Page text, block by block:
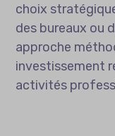
choix
des bureaux ou
approche
investissement
activités